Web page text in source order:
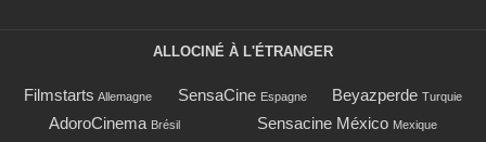
ALLOCINÉ À L'ÉTRANGER
Filmstarts Allemagne SensaCine Espagne Beyazperde Turquie
AdoroCinema Brésil Sensacine México Mexique